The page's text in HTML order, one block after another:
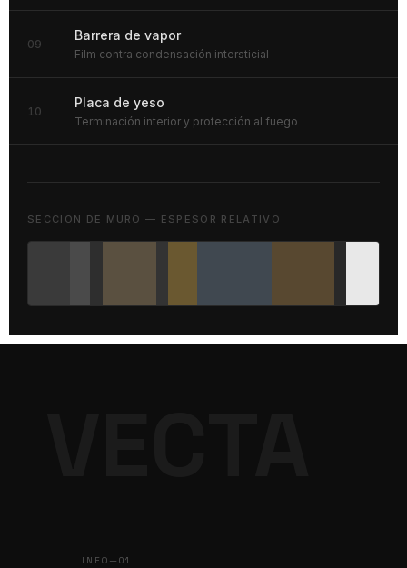
09
Barrera de vapor
Film contra condensación intersticial
10
Placa de yeso
Terminación interior y protección al fuego
SECCIÓN DE MURO — ESPESOR RELATIVO
INFO—01